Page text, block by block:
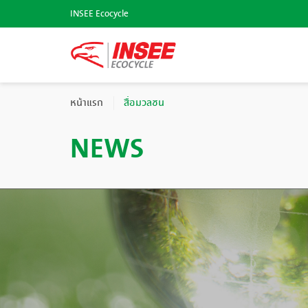
INSEE Ecocycle
หน้าแรก สื่อมวลชน
NEWS